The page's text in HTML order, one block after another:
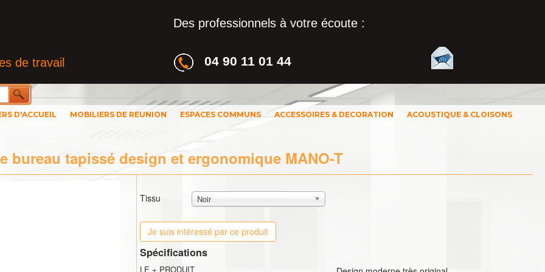
de travail
Des professionnels à votre écoute :
04 90 11 01 44
D'ACCUEIL MOBILIERS DE REUNION ESPACES COMMUNS ACCESSOIRES & DECORATION ACOUSTIQUE & CLOISONS
bureau tapissé design et ergonomique MANO-T
Tissu Noir
Je suis intéressé par ce produit
Spécifications
LE + PRODUIT